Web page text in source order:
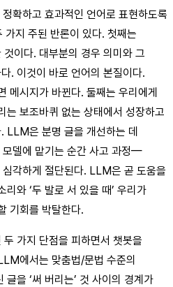
확하고 효과적인 언어로 표현하도록
가지 주된 반론이 있다. 첫째는
이다. 대부분의 경우 의미와 그
. 이것이 바로 언어의 본질이다.
메시지가 바뀐다. 둘째는 우리에게
는 보조바퀴 없는 상태에서 성장하고
LLM은 분명 글을 개선하는 데
모델에 맡기는 순간 사고 과정—
각하게 절단된다. LLM은 곧 도움을
와 ‘두 발로 서 있을 때’ 우리가
기회를 박탈한다.
가지 단점을 피하면서 챗봇을
에서는 맞춤법/문법 수준의
을 ‘써 버리는’ 것 사이의 경계가